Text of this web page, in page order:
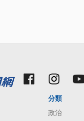
分類
政治